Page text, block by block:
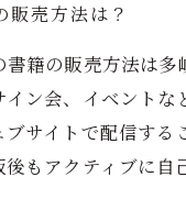
販売方法は？
書籍の販売方法は
イン会、イベント
ブサイトで配信す
後もアクティブに自